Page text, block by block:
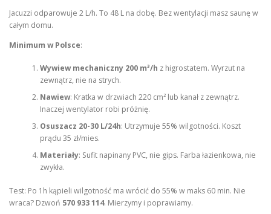
Jacuzzi odparowuje 2 L/h. To 48 L na dobę. Bez wentylacji masz saunę w
całym domu.
Minimum w Polsce:
Wywiew mechaniczny 200 m³/h z higrostatem. Wyrzut na
zewnątrz, nie na strych.
Nawiew: Kratka w drzwiach 220 cm² lub kanał z zewnątrz.
Inaczej wentylator robi próżnię.
Osuszacz 20-30 L/24h: Utrzymuje 55% wilgotności. Koszt
prądu 35 zł/mies.
Materiały: Sufit napinany PVC, nie gips. Farba łazienkowa, nie
zwykła.
Test: Po 1h kąpieli wilgotność ma wrócić do 55% w maks 60 min. Nie
wraca? Dzwoń 570 933 114. Mierzymy i poprawiamy.